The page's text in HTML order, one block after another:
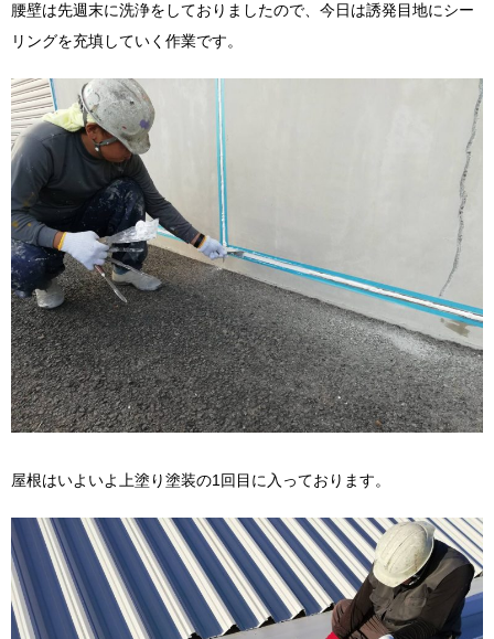
腰壁は先週末に洗浄をしておりましたので、今日は誘発目地にシー
リングを充填していく作業です。
屋根はいよいよ上塗り塗装の1回目に入っております。